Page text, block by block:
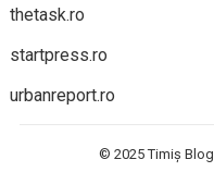
thetask.ro
startpress.ro
urbanreport.ro
© 2025Timiș Blog